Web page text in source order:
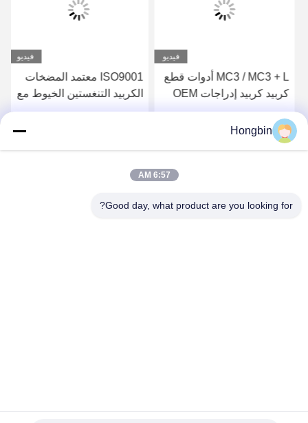
فيديو
MC3 / MC3 + L أدوات قطع
كربيد كربيد إدراجات OEM
فيديو
ISO9001 معتمد المضخات
الكربيد التنغستين الخيوط مع
مقاومة عالية للحرارة
Hongbin
6:57 AM
Good day, what product are you looking for?